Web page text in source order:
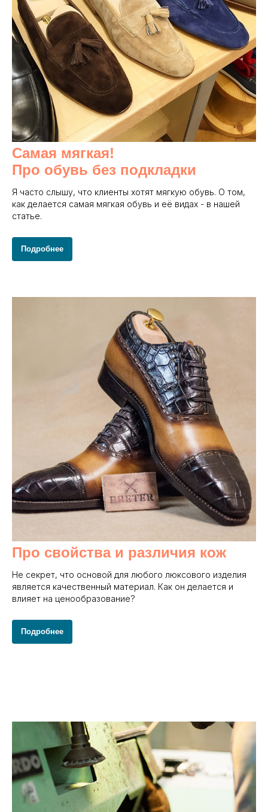
Самая мягкая!
Про обувь без подкладки
Я часто слышу, что клиенты хотят мягкую обувь. О том,
как делается самая мягкая обувь и её видах - в нашей
статье.
Подробнее
Про свойства и различия кож
Не секрет, что основой для любого люксового изделия
является качественный материал. Как он делается и
влияет на ценообразование?
Подробнее